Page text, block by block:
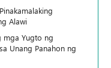
Alawi
mga Yugto ng
Unang Panahon ng